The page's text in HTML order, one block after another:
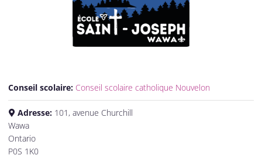
Conseil scolaire: Conseil scolaire catholique Nouvelon
Adresse: 101, avenue Churchill
Wawa
Ontario
P0S 1K0